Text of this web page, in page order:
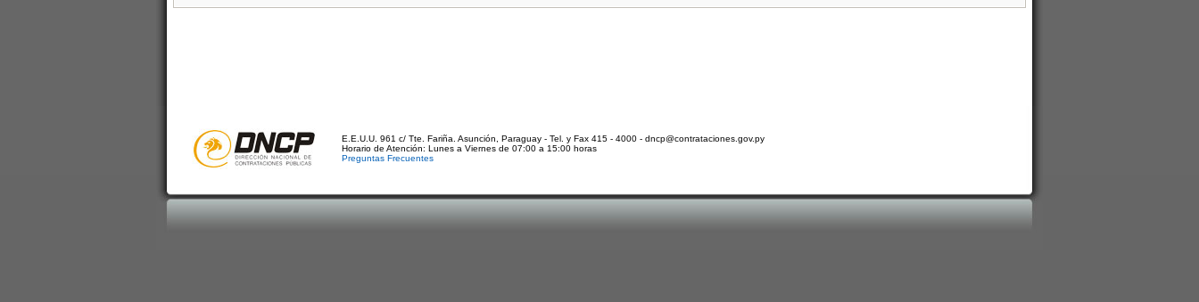
E.E.U.U. 961 c/ Tte. Fariña. Asunción, Paraguay - Tel. y Fax 415 - 4000 - dncp@contrataciones.gov.py
Horario de Atención: Lunes a Viernes de 07:00 a 15:00 horas
Preguntas Frecuentes